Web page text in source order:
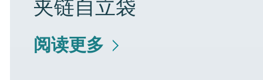
夹链自立袋
阅读更多